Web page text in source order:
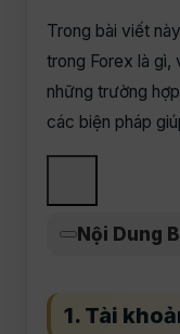
Trong bài viết
trong Forex là gì,
những trường
các biện pháp
Nội Dung
1. Tài